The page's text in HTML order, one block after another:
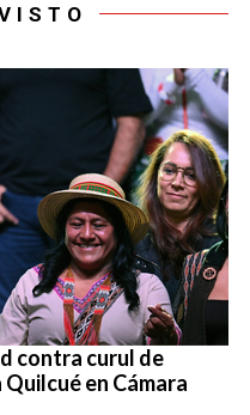
contra curul de
en Cámara